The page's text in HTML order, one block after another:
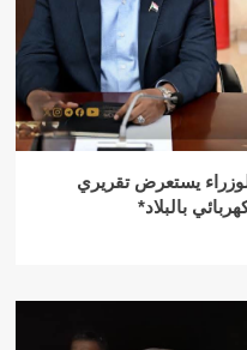
يستعرض تقريري
بالبلاد*